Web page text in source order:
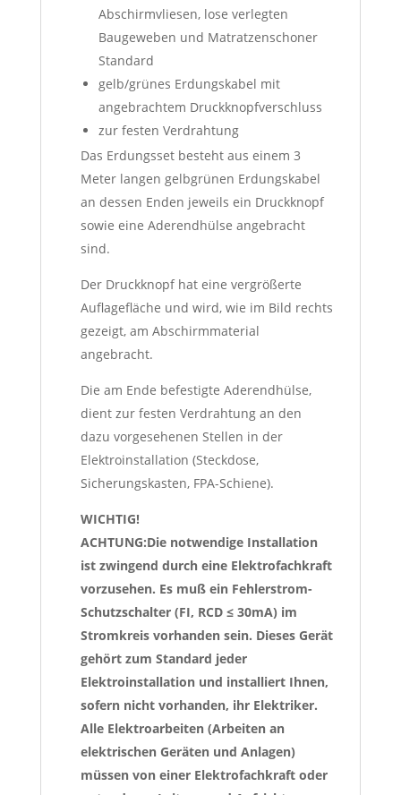
Abschirmvliesen, lose verlegten
Baugeweben und Matratzenschoner
Standard
gelb/grünes Erdungskabel mit
angebrachtem Druckknopfverschluss
zur festen Verdrahtung
Das Erdungsset besteht aus einem 3
Meter langen gelbgrünen Erdungskabel
an dessen Enden jeweils ein Druckknopf
sowie eine Aderendhülse angebracht
sind.
Der Druckknopf hat eine vergrößerte
Auflagefläche und wird, wie im Bild rechts
gezeigt, am Abschirmmaterial
angebracht.
Die am Ende befestigte Aderendhülse,
dient zur festen Verdrahtung an den
dazu vorgesehenen Stellen in der
Elektroinstallation (Steckdose,
Sicherungskasten, FPA-Schiene).
WICHTIG!
ACHTUNG:Die notwendige Installation
ist zwingend durch eine Elektrofachkraft
vorzusehen. Es muß ein Fehlerstrom-
Schutzschalter (FI, RCD ≤ 30mA) im
Stromkreis vorhanden sein. Dieses Gerät
gehört zum Standard jeder
Elektroinstallation und installiert Ihnen,
sofern nicht vorhanden, ihr Elektriker.
Alle Elektroarbeiten (Arbeiten an
elektrischen Geräten und Anlagen)
müssen von einer Elektrofachkraft oder